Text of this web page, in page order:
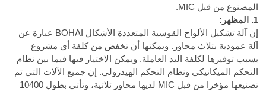
المصنوع من قبل MIC.
1. المظهر:
إن آلة تشكيل الألواح القوسية المتعددة الأشكال BOHAI عبارة عن
آلة عمودية بثلاث محاور. ويمكنها أن تخفض من كلفة أي مشروع
بسبب توفيرها لكلفة اليد العاملة. ويمكن الاختيار فيها فيما بين نظام
التحكم الميكانيكي ونظام التحكم الهيدرولي. إن جميع الآلات التي تم
تصنيعها مؤخرا من قبل MIC لديها محاور ثلاثية، وتأتي بطول 10400